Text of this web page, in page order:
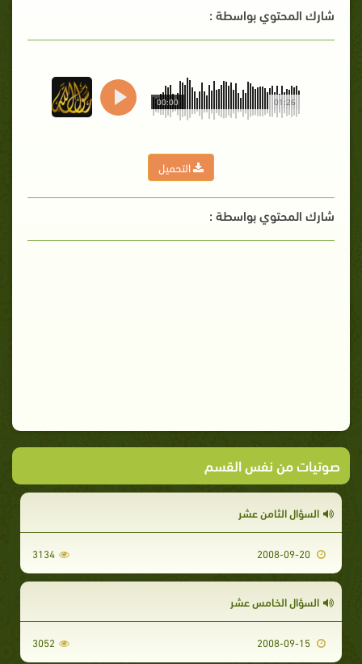
شارك المحتوي بواسطة :
01:26
00:00
التحميل
شارك المحتوي بواسطة :
صوتيات من نفس القسم
السؤال الثامن عشر
3134
السؤال الخامس عشر
3052